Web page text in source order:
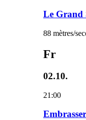
Le Grand
88 mètres/
Fr
02.10.
21:00